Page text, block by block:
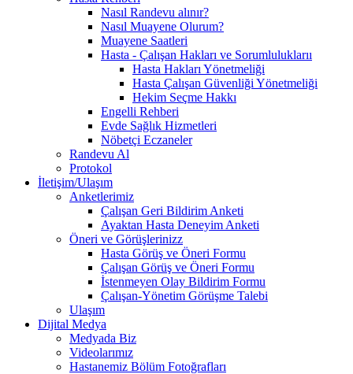
Nasıl Randevu alınır?
Nasıl Muayene Olurum?
Muayene Saatleri
Hasta - Çalışan Hakları ve Sorumluluklarıı
Hasta Hakları Yönetmeliği
Hasta Çalışan Güvenliği Yönetmeliği
Hekim Seçme Hakkı
Engelli Rehberi
Evde Sağlık Hizmetleri
Nöbetçi Eczaneler
Randevu Al
Protokol
İletişim/Ulaşım
Anketlerimiz
Çalışan Geri Bildirim Anketi
Ayaktan Hasta Deneyim Anketi
Öneri ve Görüşlerinizz
Hasta Görüş ve Öneri Formu
Çalışan Görüş ve Öneri Formu
İstenmeyen Olay Bildirim Formu
Çalışan-Yönetim Görüşme Talebi
Ulaşım
Dijital Medya
Medyada Biz
Videolarımız
Hastanemiz Bölüm Fotoğrafları